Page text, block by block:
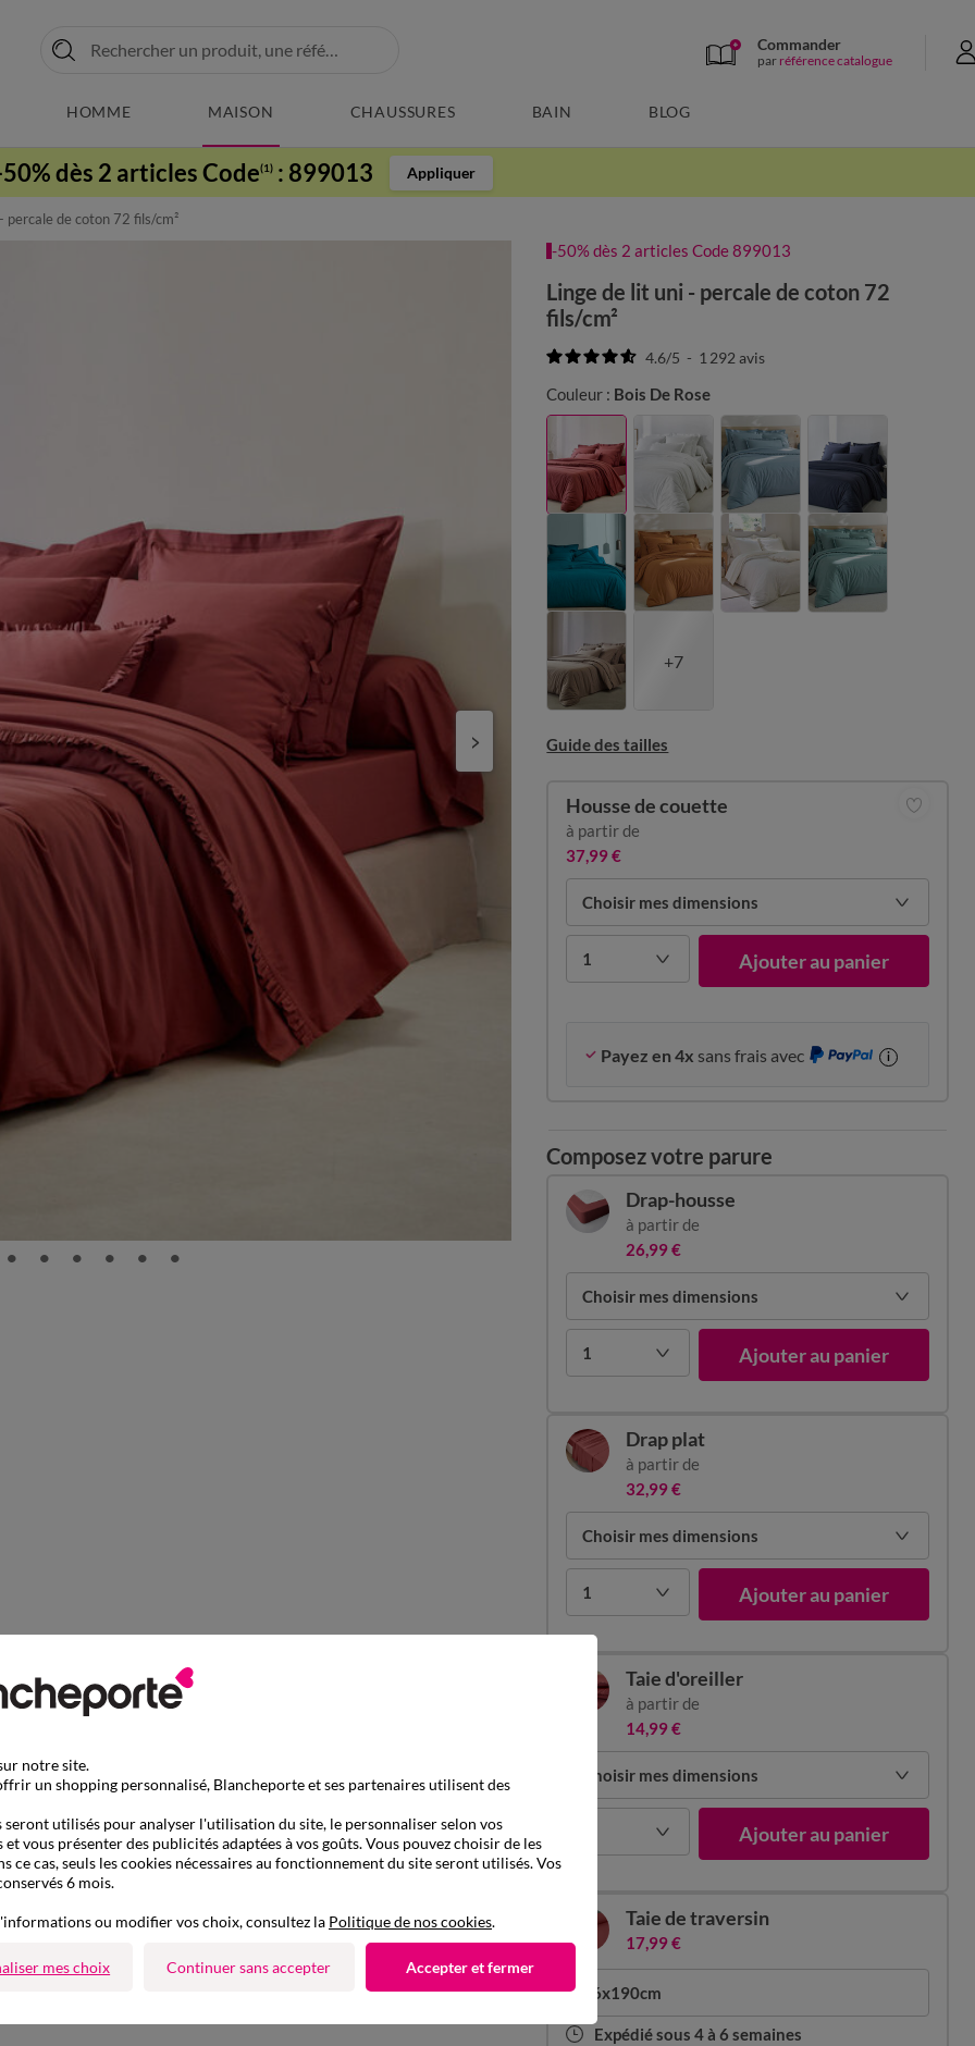
Commander
par référence catalogue
HOMME MAISON CHAUSSURES BAIN BLOG
dès 2 articles Code(1) : 899013 Appliquer
percale de coton 72 fils/cm²
-50% dès 2 articles Code 899013
Linge de lit uni - percale de coton 72
fils/cm²
4.6/5 - 1 292avis
Couleur : Bois De Rose
+7
Guide des tailles
Choisir mes dimensions
1 Ajouter au panier
Payez en 4x sans frais avec i
Housse de couette
à partir de
37,99 €
Composez votre parure
Choisir mes dimensions
1 Ajouter au panier
Drap-housse
à partir de
26,99 €
Choisir mes dimensions
1 Ajouter au panier
Drap plat
à partir de
32,99 €
Choisir mes dimensions
Ajouter au panier
Taie d'oreiller
à partir de
14,99 €
86x190cm
Expédié sous 4 à 6 semaines
Taie de traversin
17,99 €
notre site.
un shopping personnalisé, Blancheporte et ses partenaires utilisent des
seront utilisés pour analyser l'utilisation du site, le personnaliser selon vos
et vous présenter des publicités adaptées à vos goûts. Vous pouvez choisir de les
ce cas, seuls les cookies nécessaires au fonctionnement du site seront utilisés. Vos
6 mois.
ou modifier vos choix, consultez la Politique de nos cookies.
mes choix Continuer sans accepter Accepter et fermer